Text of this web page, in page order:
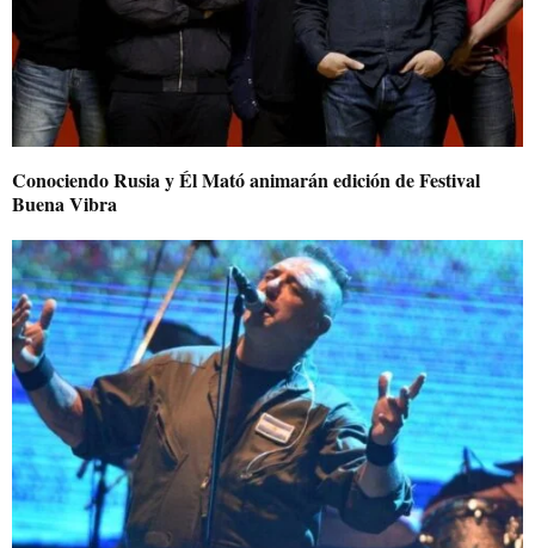
Conociendo Rusia y Él Mató animarán edición de Festival
Buena Vibra